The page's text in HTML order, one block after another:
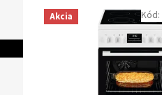
nV Akcia Kód: